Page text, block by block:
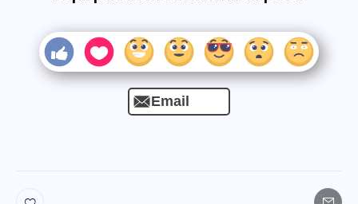
Email